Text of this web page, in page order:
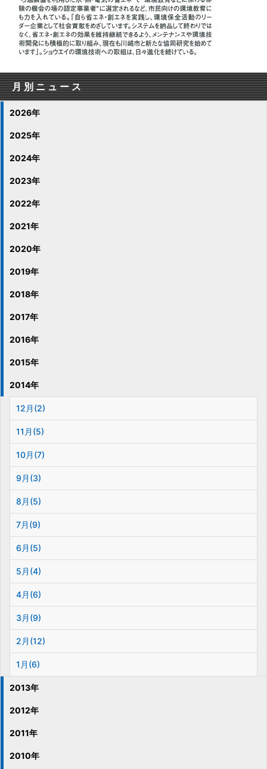
月別ニュース
2026年
2025年
2024年
2023年
2022年
2021年
2020年
2019年
2018年
2017年
2016年
2015年
2014年
12月(2)
11月(5)
10月(7)
9月(3)
8月(5)
7月(9)
6月(5)
5月(4)
4月(6)
3月(9)
2月(12)
1月(6)
2013年
2012年
2011年
2010年